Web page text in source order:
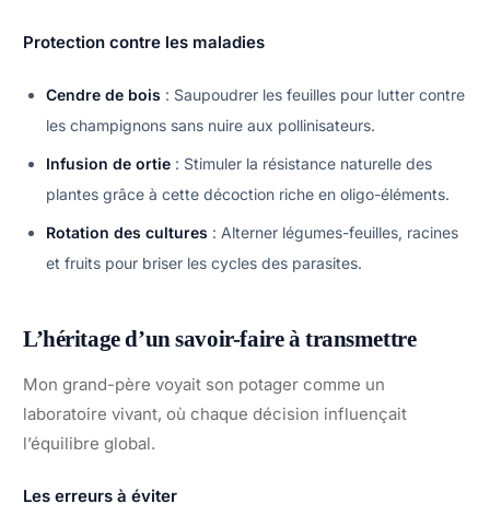
Protection contre les maladies
Cendre de bois : Saupoudrer les feuilles pour lutter contre
les champignons sans nuire aux pollinisateurs.
Infusion de ortie : Stimuler la résistance naturelle des
plantes grâce à cette décoction riche en oligo-éléments.
Rotation des cultures : Alterner légumes-feuilles, racines
et fruits pour briser les cycles des parasites.
L’héritage d’un savoir-faire à transmettre
Mon grand-père voyait son potager comme un
laboratoire vivant, où chaque décision influençait
l’équilibre global.
Les erreurs à éviter